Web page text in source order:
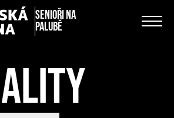
Senioři na
palubě